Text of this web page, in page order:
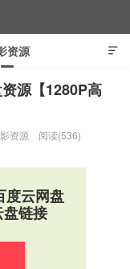

资源
源【1280P高
资源 阅读(536)
度云网盘
链接